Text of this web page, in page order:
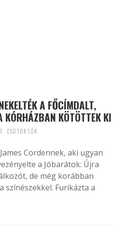
A FŐCÍMDALT,
KÓRHÁZBAN KÖTÖTTEK KI
CSÜTÖRTÖK
Cordennek, aki ugyan
a Jóbarátok: Újra
de még korábban
színészekkel. Furikázta a